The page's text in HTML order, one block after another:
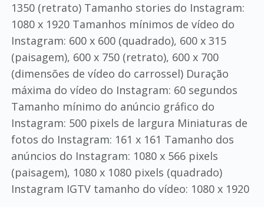
1350 (retrato) Tamanho stories do Instagram:
1080 x 1920 Tamanhos mínimos de vídeo do
Instagram: 600 x 600 (quadrado), 600 x 315
(paisagem), 600 x 750 (retrato), 600 x 700
(dimensões de vídeo do carrossel) Duração
máxima do vídeo do Instagram: 60 segundos
Tamanho mínimo do anúncio gráfico do
Instagram: 500 pixels de largura Miniaturas de
fotos do Instagram: 161 x 161 Tamanho dos
anúncios do Instagram: 1080 x 566 pixels
(paisagem), 1080 x 1080 pixels (quadrado)
Instagram IGTV tamanho do vídeo: 1080 x 1920